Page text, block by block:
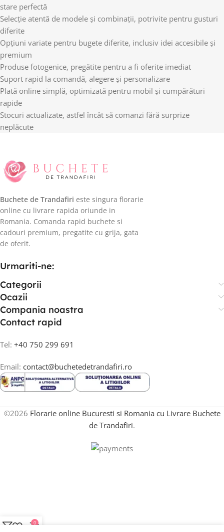
stare perfectă
Selecție atentă de modele și combinații, potrivite pentru gusturi
diferite
Opțiuni variate pentru bugete diferite, inclusiv idei accesibile și
premium
Produse fotogenice, pregătite pentru a fi oferite imediat
Suport rapid la comandă, alegere și personalizare
Plată online simplă, optimizată pentru mobil și cumpărături
rapide
Stocuri actualizate, astfel încât să comanzi fără surprize
neplăcute
Buchete de Trandafiri este singura florarie
online cu livrare rapida oriunde in
Romania. Comanda rapid buchete si
cadouri premium, pregatite cu grija, gata
de oferit.
Urmariti-ne:
Categorii
Ocazii
Compania noastra
Contact rapid
Tel: +40 750 299 691
Email: contact@buchetedetrandafiri.ro
©2026 Florarie online Bucuresti si Romania cu Livrare Buchete
de Trandafiri.
0